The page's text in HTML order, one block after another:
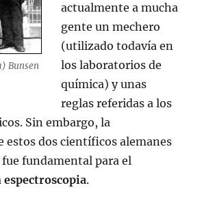
Bunsen
actualmente a mucha
gente un mechero
(utilizado todavía en
los laboratorios de
química) y unas
reglas referidas a los
Sin embargo, la
estos dos científicos alemanes
fundamental para el
espectroscopia.